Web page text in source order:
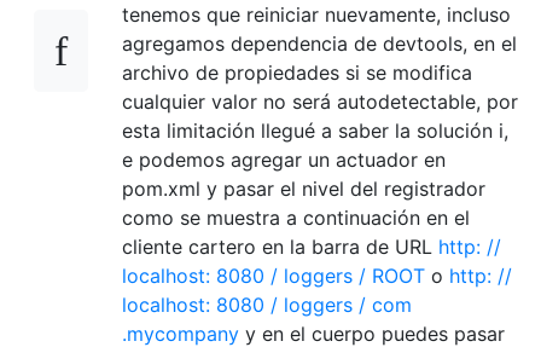
tenemos que reiniciar nuevamente, incluso
agregamos dependencia de devtools, en el
archivo de propiedades si se modifica
cualquier valor no será autodetectable, por
esta limitación llegué a saber la solución i,
e podemos agregar un actuador en
pom.xml y pasar el nivel del registrador
como se muestra a continuación en el
cliente cartero en la barra de URL http: //
localhost: 8080 / loggers / ROOT o http: //
localhost: 8080 / loggers / com
.mycompany y en el cuerpo puedes pasar